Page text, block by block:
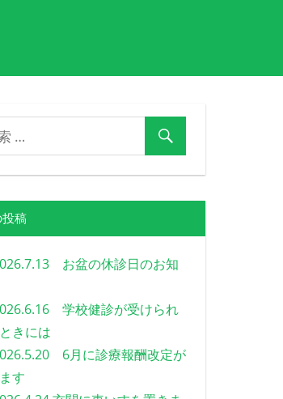
稿
お盆の休診日のお知
学校健診が受けられ
きには
6月に診療報酬改定が
す